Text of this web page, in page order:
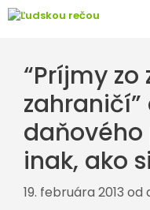
Preskočiť
“Príjmy
daňového
inak, ako
19. februára 2013 od